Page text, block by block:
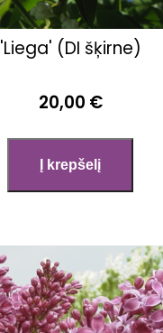
'Liega' (DI šķirne)
20,00 €